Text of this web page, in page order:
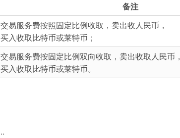
备注
交易服务费按照固定比例收取，卖出收人民币，
买入收取比特币或莱特币；
交易服务费按固定比例双向收取，卖出收取人民币，
买入收取比特币或莱特币。
..